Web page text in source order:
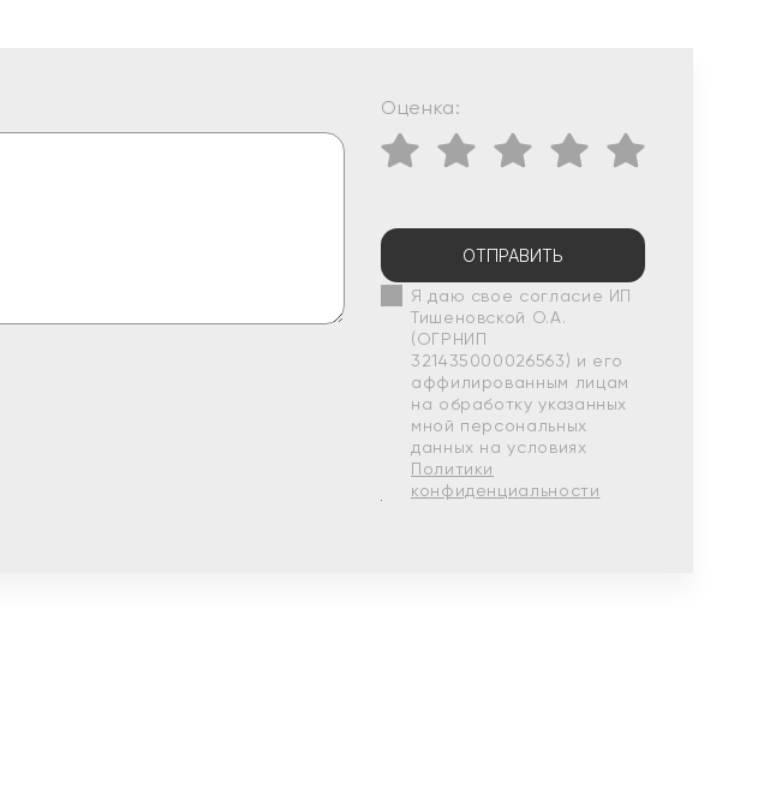
Оценка:
ОТПРАВИТЬ
Я даю свое согласие ИП
Тишеновской О.А.
(ОГРНИП
321435000026563) и его
аффилированным лицам
на обработку указанных
мной персональных
данных на условиях
Политики
конфиденциальности